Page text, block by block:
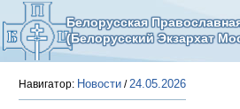
Белорусская
(Белорусский Экзархат
Навигатор: Новости /24.05.2026